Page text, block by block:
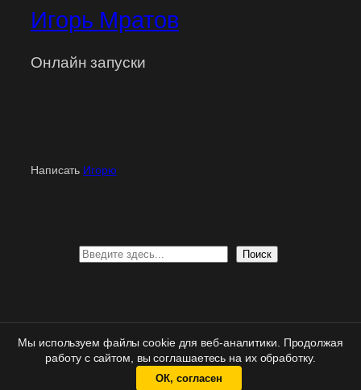
Мы используем файлы cookie для веб-аналитики. Продолжая
работу с сайтом, вы соглашаетесь на их обработку.
ОК, согласен
Игорь Мратов
Онлайн запуски
Написать Игорю
Поиск Поиск
Персональнаяподдержка| Входдля клиентов|
Политика конфиденциальности|Правовая информация